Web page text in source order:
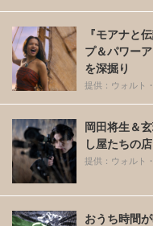
『モアナと
プ＆パワー
を深掘り
提供：ウォルト
岡田将生＆
し屋たちの
提供：ウォルト
おうち時間